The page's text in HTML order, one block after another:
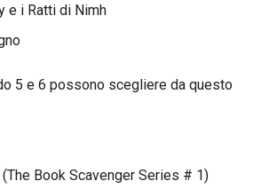
e i Ratti di Nimh
5 e 6 possono scegliere da questo
Book Scavenger Series # 1)